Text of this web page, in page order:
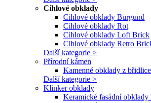
Cihlové obklady
Cihlové obklady Burgund
Cihlové obklady Rot
Cihlové obklady Loft Brick
Cihlové obklady Retro
Další kategorie >
Přírodní kámen
Kamenné obklady z břidlice
Další kategorie >
Klinker obklady
Keramické fasádní